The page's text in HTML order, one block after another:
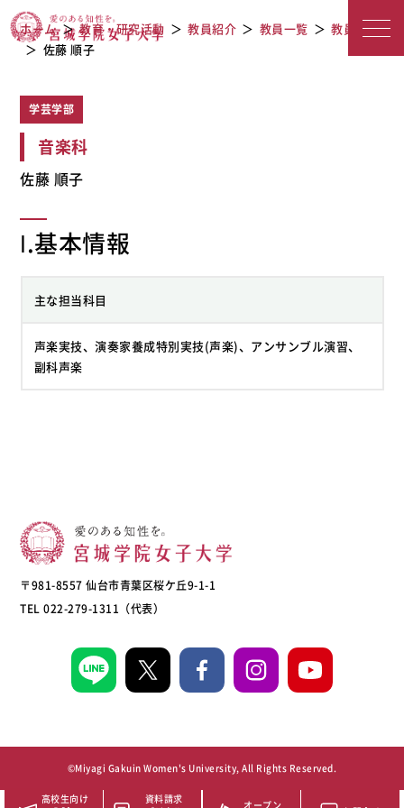
ホーム
教育・研究活動 教員紹介 教員一覧
教員検索
佐藤 順子
学芸学部
音楽科
佐藤 順子
Ⅰ.基本情報
主な担当科目
声楽実技、演奏家養成特別実技(声楽)、アンサンブル演習、
副科声楽
〒981-8557 仙台市青葉区桜ケ丘9-1-1
TEL 022-279-1311（代表）
©Miyagi Gakuin Women's University, All Rights Reserved.
高校生向け
資料請求
オープン